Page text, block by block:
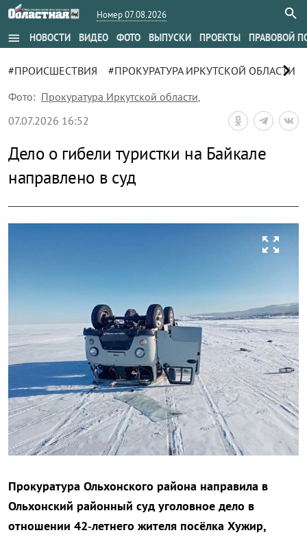
Номер 07.08.2026
menu НОВОСТИ ВИДЕО ФОТО ВЫПУСКИ ПРОЕКТЫ ПРАВОВОЙ
#ПРОИСШЕСТВИЯ #ПРОКУРАТУРА ИРКУТСКОЙ ОБЛАСТИ
chevron_right
Фото: Прокуратура Иркутской области,
07.07.2026 16:52
Дело о гибели туристки на Байкале
направлено в суд
zoom_out_map
Прокуратура Ольхонского района направила в
Ольхонский районный суд уголовное дело в
отношении 42‑летнего жителя посёлка Хужир,